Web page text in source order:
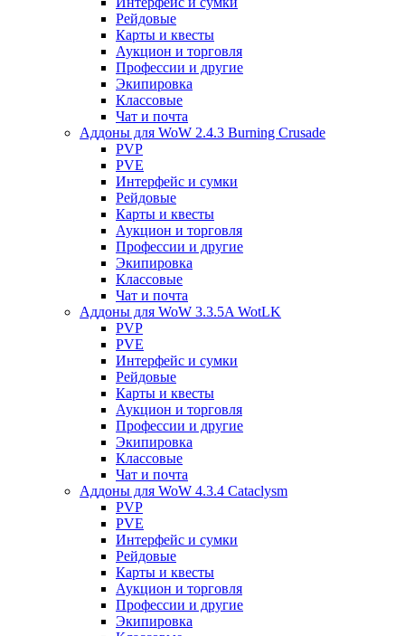
Рейдовые
Карты и квесты
Аукцион и торговля
Профессии и другие
Экипировка
Классовые
Чат и почта
Аддоны для WoW 2.4.3 Burning Crusade
PVP
PVE
Интерфейс и сумки
Рейдовые
Карты и квесты
Аукцион и торговля
Профессии и другие
Экипировка
Классовые
Чат и почта
Аддоны для WoW 3.3.5A WotLK
PVP
PVE
Интерфейс и сумки
Рейдовые
Карты и квесты
Аукцион и торговля
Профессии и другие
Экипировка
Классовые
Чат и почта
Аддоны для WoW 4.3.4 Cataclysm
PVP
PVE
Интерфейс и сумки
Рейдовые
Карты и квесты
Аукцион и торговля
Профессии и другие
Экипировка